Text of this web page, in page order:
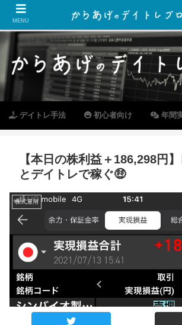
デイトレ手法 初心者向け 年間
【本日の株利益＋186,298円
とデイトレで稼ぐ🤑
株式運用
MENU